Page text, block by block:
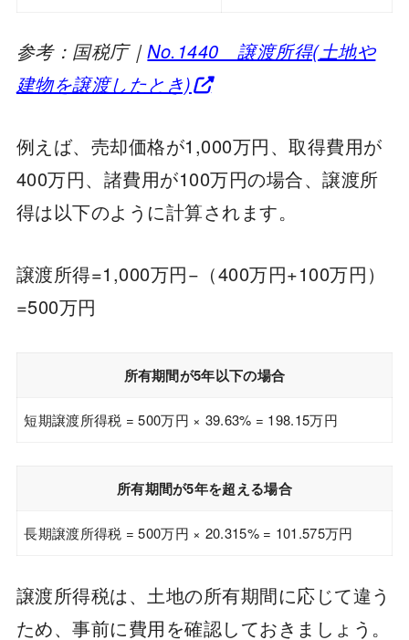
参考：国税庁｜No.1440 譲渡所得(土地や
建物を譲渡したとき)
例えば、売却価格が1,000万円、取得費用が
400万円、諸費用が100万円の場合、譲渡所
得は以下のように計算されます。
譲渡所得=1,000万円−（400万円+100万円）
=500万円
所有期間が5年以下の場合
短期譲渡所得税 = 500万円 × 39.63% = 198.15万円
所有期間が5年を超える場合
長期譲渡所得税 = 500万円 × 20.315% = 101.575万円
譲渡所得税は、土地の所有期間に応じて違う
ため、事前に費用を確認しておきましょう。